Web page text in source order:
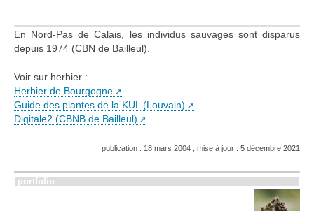
En Nord-Pas de Calais, les individus sauvages sont disparus
depuis 1974 (CBN de Bailleul).
Voir sur herbier :
Herbier de Bourgogne
Guide des plantes de la KUL (Louvain)
Digitale2 (CBNB de Bailleul)
publication : 18 mars 2004 ; mise à jour : 5 décembre 2021
portfolio